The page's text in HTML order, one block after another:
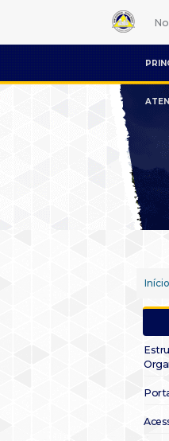
Início